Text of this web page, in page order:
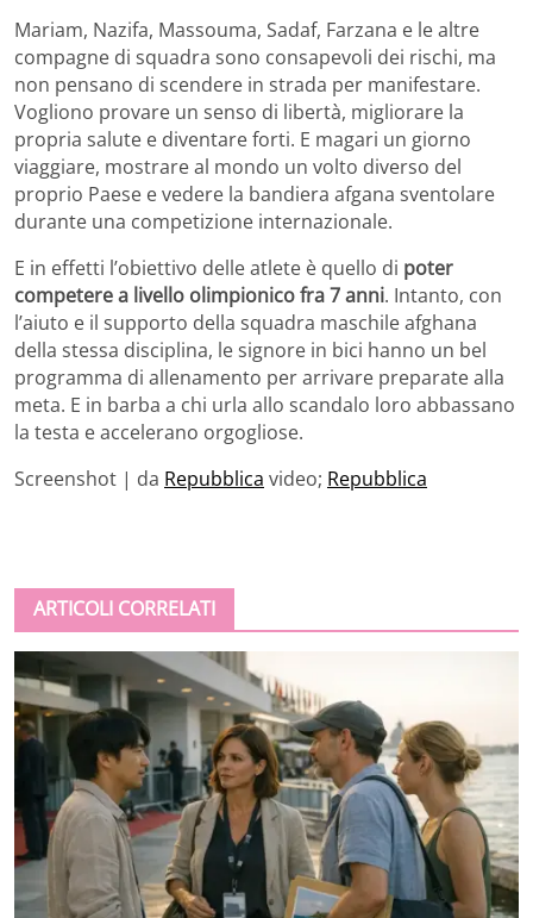
Mariam, Nazifa, Massouma, Sadaf, Farzana e le altre
compagne di squadra sono consapevoli dei rischi, ma
non pensano di scendere in strada per manifestare.
Vogliono provare un senso di libertà, migliorare la
propria salute e diventare forti. E magari un giorno
viaggiare, mostrare al mondo un volto diverso del
proprio Paese e vedere la bandiera afgana sventolare
durante una competizione internazionale.
E in effetti l’obiettivo delle atlete è quello di poter
competere a livello olimpionico fra 7 anni. Intanto, con
l’aiuto e il supporto della squadra maschile afghana
della stessa disciplina, le signore in bici hanno un bel
programma di allenamento per arrivare preparate alla
meta. E in barba a chi urla allo scandalo loro abbassano
la testa e accelerano orgogliose.
Screenshot | da Repubblica video; Repubblica
ARTICOLI CORRELATI